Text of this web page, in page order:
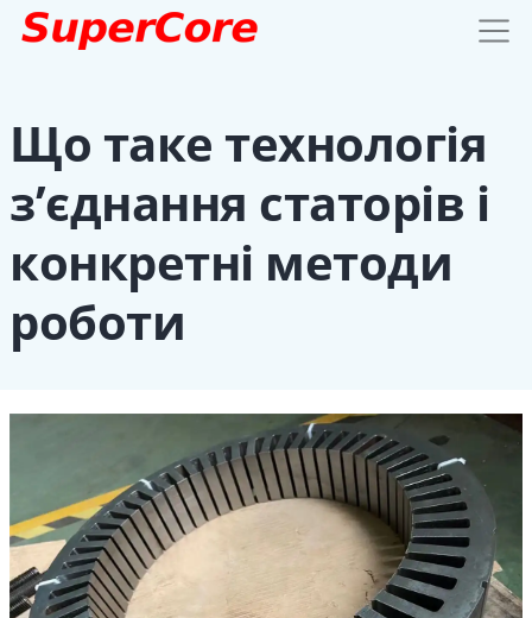
Що таке технологія
з’єднання статорів і
конкретні методи
роботи